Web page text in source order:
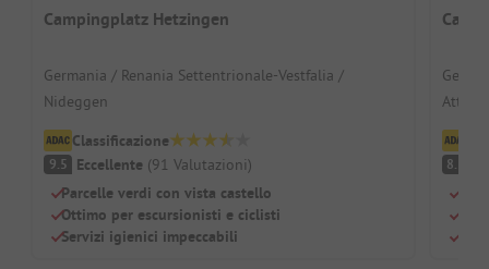
Campingplatz Hetzingen
Germania / Renania Settentrionale-Vestfalia /
Nideggen
Classificazione
9.5 Eccellente (91 Valutazioni)
Parcelle verdi con vista castello
Ottimo per escursionisti e ciclisti
Servizi igienici impeccabili
8.3